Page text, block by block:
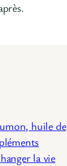
huile de
la vie